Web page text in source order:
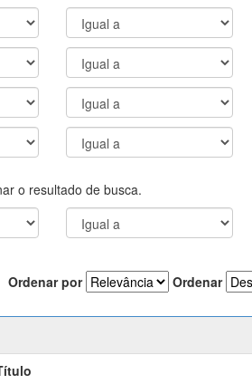
o resultado de busca.
Ordenar por Ordenar